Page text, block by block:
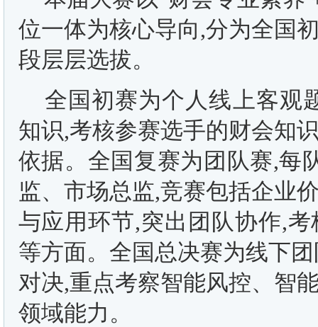
位一体为核心导向,分为全国
段层层选拔。
全国初赛为个人线上客观
知识,考核参赛选手的财会知
依据。全国复赛为团队赛,每
监、市场总监,竞赛包括企业
与应用环节,突出团队协作,
等方面。全国总决赛为线下
对决,重点考察智能风控、智
领域能力。